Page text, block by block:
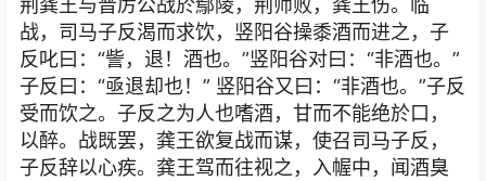
荆龚王与晋厉公战於鄢陵，荆师败，龚王伤。临
战，司马子反渴而求饮，竖阳谷操黍酒而进之，子
反叱曰：“訾，退！酒也。”竖阳谷对曰：“非酒也。”
子反曰：“亟退却也！” 竖阳谷又曰：“非酒也。”子反
受而饮之。子反之为人也嗜酒，甘而不能绝於口，
以醉。战既罢，龚王欲复战而谋，使召司马子反，
子反辞以心疾。龚王驾而往视之，入幄中，闻酒臭